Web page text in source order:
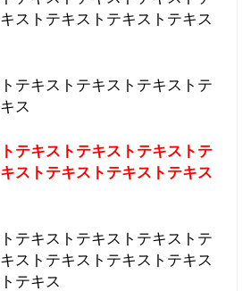
ストテキストテキストテキス
テキストテキストテキストテ
ス
テキストテキストテキストテ
ストテキストテキストテキス
テキストテキストテキストテ
ストテキストテキストテキス
テキス